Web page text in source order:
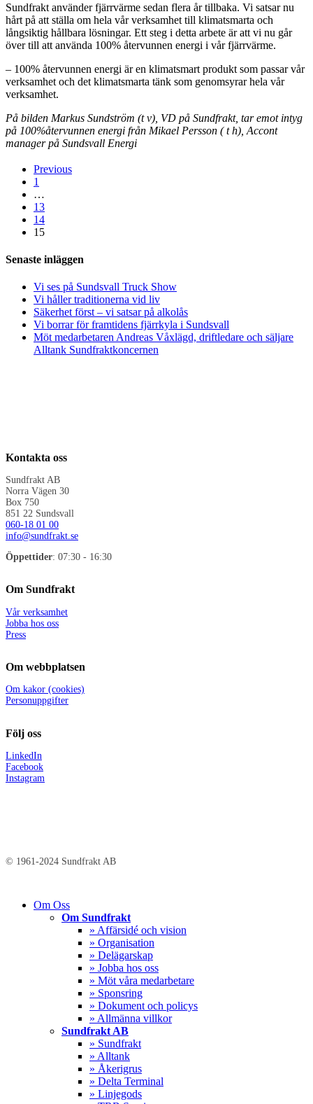
Sundfrakt använder fjärrvärme sedan flera år tillbaka. Vi satsar nu
hårt på att ställa om hela vår verksamhet till klimatsmarta och
långsiktig hållbara lösningar. Ett steg i detta arbete är att vi nu går
över till att använda 100% återvunnen energi i vår fjärrvärme.
– 100% återvunnen energi är en klimatsmart produkt som passar vår
verksamhet och det klimatsmarta tänk som genomsyrar hela vår
verksamhet.
På bilden Markus Sundström (t v), VD på Sundfrakt, tar emot intyg
på 100%återvunnen energi från Mikael Persson ( t h), Accont
manager på Sundsvall Energi
Previous
1
…
13
14
15
Senaste inläggen
Vi ses på Sundsvall Truck Show
Vi håller traditionerna vid liv
Säkerhet först – vi satsar på alkolås
Vi borrar för framtidens fjärrkyla i Sundsvall
Möt medarbetaren Andreas Våxlägd, driftledare och säljare
Alltank Sundfraktkoncernen
Kontakta oss
Sundfrakt AB
Norra Vägen 30
Box 750
851 22 Sundsvall
060-18 01 00
info@sundfrakt.se
Öppettider: 07:30 - 16:30
Om Sundfrakt
Vår verksamhet
Jobba hos oss
Press
Om webbplatsen
Om kakor (cookies)
Personuppgifter
Följ oss
LinkedIn
Facebook
Instagram
© 1961-2024 Sundfrakt AB
Close
Om Oss
Om Sundfrakt
» Affärsidé och vision
» Organisation
» Delägarskap
» Jobba hos oss
» Möt våra medarbetare
» Sponsring
» Dokument och policys
» Allmänna villkor
Sundfrakt AB
» Sundfrakt
» Alltank
» Åkerigrus
» Delta Terminal
» Linjegods